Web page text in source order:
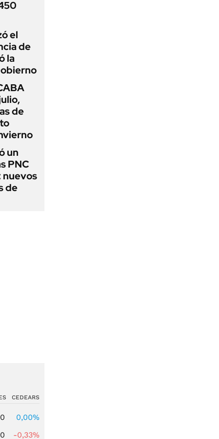
el
de
la
de
un
PNC
nuevos
de
CEDEARS
0,00%
-0,33%